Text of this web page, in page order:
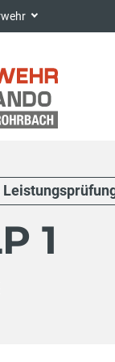
1